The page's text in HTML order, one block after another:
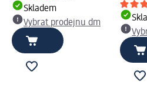
Skladem
Vybrat prodejnu dm